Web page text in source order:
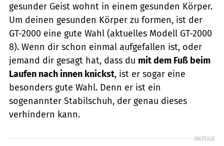
gesunder Geist wohnt in einem gesunden Körper.
Um deinen gesunden Körper zu formen, ist der
GT-2000 eine gute Wahl (aktuelles Modell GT-2000
8). Wenn dir schon einmal aufgefallen ist, oder
jemand dir gesagt hat, dass du mit dem Fuß beim
Laufen nach innen knickst, ist er sogar eine
besonders gute Wahl. Denn er ist ein
sogenannter Stabilschuh, der genau dieses
verhindern kann.
ANZEIGE